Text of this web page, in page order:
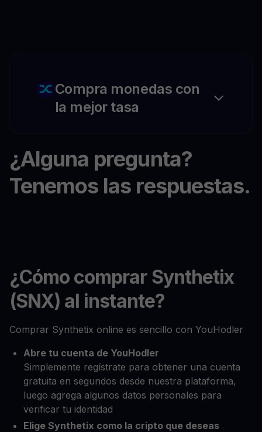
Compra monedas con
la mejor tasa
¿Alguna pregunta?
Tenemos las respuestas.
¿Cómo comprar Synthetix
(SNX) al instante?
Comprar Synthetix online es sencillo con YouHodler
Abre tu cuenta de YouHodler
Simplemente regístrate para obtener una cuenta
gratuita en segundos desde nuestra plataforma,
luego agrega algunos datos personales para
verificar tu identidad
Elige Synthetix como la cripto que deseas